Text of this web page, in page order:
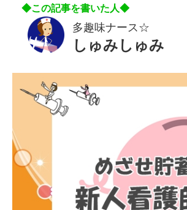
多趣味ナース☆
しゅみしゅみ